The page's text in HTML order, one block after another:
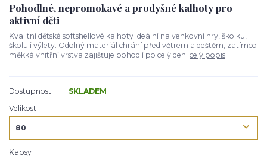
Pohodlné, nepromokavé a prodyšné kalhoty pro
aktivní děti
Kvalitní dětské softshellové kalhoty ideální na venkovní hry, školku,
školu i výlety. Odolný materiál chrání před větrem a deštěm, zatímco
měkká vnitřní vrstva zajišťuje pohodlí po celý den. celý popis
Dostupnost
SKLADEM
Velikost
Kapsy